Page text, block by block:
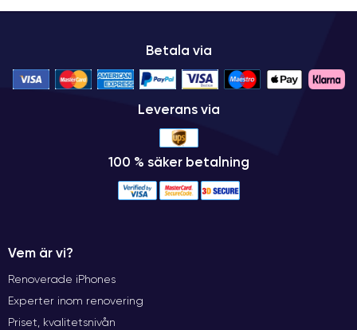
Betala via
Leverans via
100 % säker betalning
Vem är vi?
Renoverade iPhones
Experter inom renovering
Priset, kvalitetsnivån